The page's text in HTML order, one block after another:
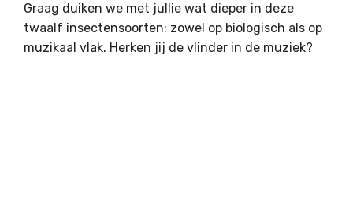
Graag duiken we met jullie wat dieper in deze
twaalf insectensoorten: zowel op biologisch als op
muzikaal vlak. Herken jij de vlinder in de muziek?